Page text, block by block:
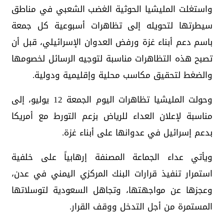
واستغلت المليشيا الحوثية الغضب الشعبي في مناطق
سيطرتها لتحويله إلى تظاهرات أسبوعية كل جمعة
باسم دعم أبناء غزة ورفض العدوان الإسرائيلي، قبل أن
تصبح هذه التظاهرات مناسبة لتوجيه الرسائل لخصومها
والضغط لتحقيق مكاسب محلية وإقليمية ودولية.
وحولت المليشيا تظاهرات اليوم الجمعة 12 يوليو، إلى
مناسبة لإعلان العداء للرياض بزعم التورط مع أمريكا
بدعم إسرائيل في عدوانها على أبناء غزة.
ويأتي عداء الجماعة المصنفة إرهابياً على خلفية
استمرار تنفيذ قرارات البنك المركزي اليمني في عدن،
وعجزها عن مواجهتها، وتجاهل السعودية لتوسلاتها
المستمرة من أجل التدخل ووقف القرار.